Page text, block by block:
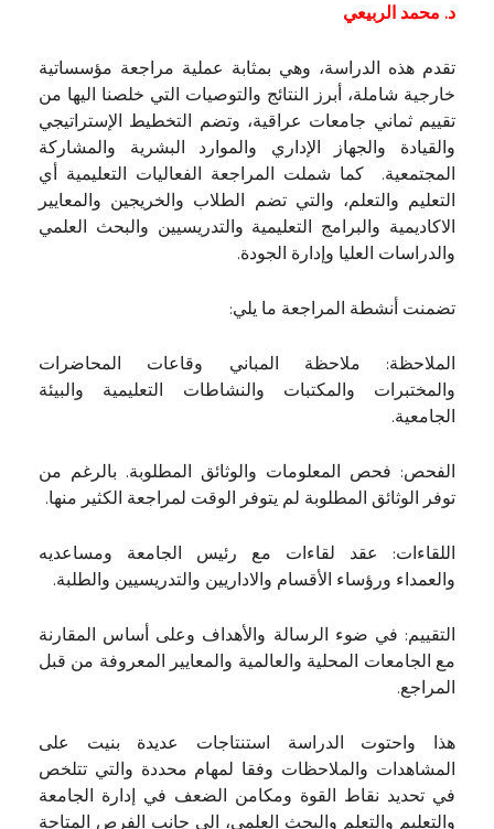
د. محمد الربيعي
تقدم هذه الدراسة، وهي بمثابة عملية مراجعة مؤسساتية
خارجية شاملة، أبرز النتائج والتوصيات التي خلصنا اليها من
تقييم ثماني جامعات عراقية، وتضم التخطيط الإستراتيجي
والقيادة والجهاز الإداري والموارد البشرية والمشاركة
المجتمعية. كما شملت المراجعة الفعاليات التعليمية أي
التعليم والتعلم، والتي تضم الطلاب والخريجين والمعايير
الاكاديمية والبرامج التعليمية والتدريسيين والبحث العلمي
والدراسات العليا وإدارة الجودة.
تضمنت أنشطة المراجعة ما يلي:
الملاحظة: ملاحظة المباني وقاعات المحاضرات
والمختبرات والمكتبات والنشاطات التعليمية والبيئة
الجامعية.
الفحص: فحص المعلومات والوثائق المطلوبة. بالرغم من
توفر الوثائق المطلوبة لم يتوفر الوقت لمراجعة الكثير منها.
اللقاءات: عقد لقاءات مع رئيس الجامعة ومساعديه
والعمداء ورؤساء الأقسام والاداريين والتدريسيين والطلبة.
التقييم: في ضوء الرسالة والأهداف وعلى أساس المقارنة
مع الجامعات المحلية والعالمية والمعايير المعروفة من قبل
المراجع.
هذا واحتوت الدراسة استنتاجات عديدة بنيت على
المشاهدات والملاحظات وفقا لمهام محددة والتي تتلخص
في تحديد نقاط القوة ومكامن الضعف في إدارة الجامعة
والتعليم والتعلم والبحث العلمي، الى جانب الفرص المتاحة